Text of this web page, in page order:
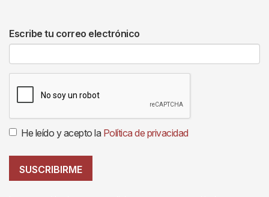
Escribe tu correo electrónico
He leído y acepto la Política de privacidad
SUSCRIBIRME